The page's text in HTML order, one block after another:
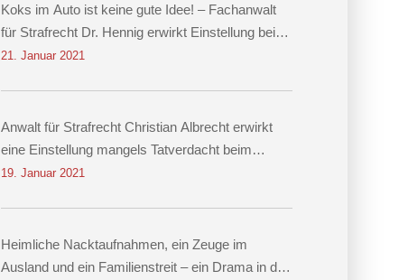
Koks im Auto ist keine gute Idee! – Fachanwalt
für Strafrecht Dr. Hennig erwirkt Einstellung beim
Vorwurf des Besitzes von Kokain!
21. Januar 2021
Anwalt für Strafrecht Christian Albrecht erwirkt
eine Einstellung mangels Tatverdacht beim
Vorwurf der Nachstellung
19. Januar 2021
Heimliche Nacktaufnahmen, ein Zeuge im
Ausland und ein Familienstreit – ein Drama in drei